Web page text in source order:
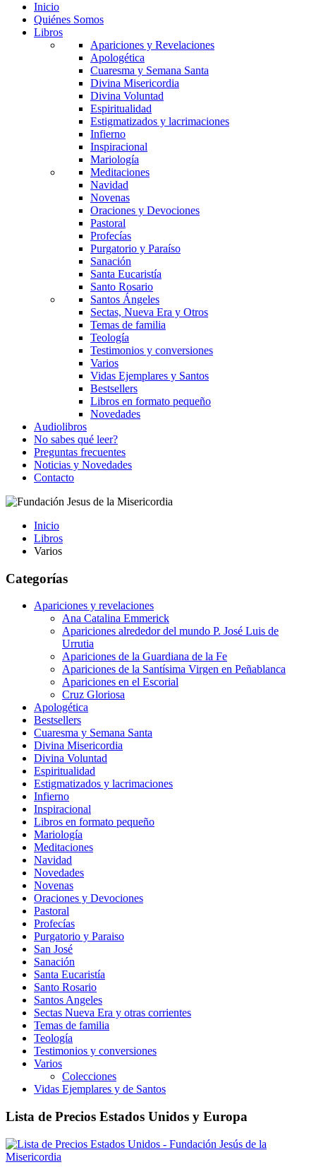
Inicio
Quiénes Somos
Libros
Apariciones y Revelaciones
Apologética
Cuaresma y Semana Santa
Divina Misericordia
Divina Voluntad
Espiritualidad
Estigmatizados y lacrimaciones
Infierno
Inspiracional
Mariología
Meditaciones
Navidad
Novenas
Oraciones y Devociones
Pastoral
Profecías
Purgatorio y Paraíso
Sanación
Santa Eucaristía
Santo Rosario
Santos Ángeles
Sectas, Nueva Era y Otros
Temas de familia
Teología
Testimonios y conversiones
Varios
Vidas Ejemplares y Santos
Bestsellers
Libros en formato pequeño
Novedades
Audiolibros
No sabes qué leer?
Preguntas frecuentes
Noticias y Novedades
Contacto
Inicio
Libros
Varios
Categorías
Apariciones y revelaciones
Ana Catalina Emmerick
Apariciones alrededor del mundo P. José Luis de
Urrutia
Apariciones de la Guardiana de la Fe
Apariciones de la Santísima Virgen en Peñablanca
Apariciones en el Escorial
Cruz Gloriosa
Apologética
Bestsellers
Cuaresma y Semana Santa
Divina Misericordia
Divina Voluntad
Espiritualidad
Estigmatizados y lacrimaciones
Infierno
Inspiracional
Libros en formato pequeño
Mariología
Meditaciones
Navidad
Novedades
Novenas
Oraciones y Devociones
Pastoral
Profecías
Purgatorio y Paraiso
San José
Sanación
Santa Eucaristía
Santo Rosario
Santos Angeles
Sectas Nueva Era y otras corrientes
Temas de familia
Teología
Testimonios y conversiones
Varios
Colecciones
Vidas Ejemplares y de Santos
Lista de Precios Estados Unidos y Europa